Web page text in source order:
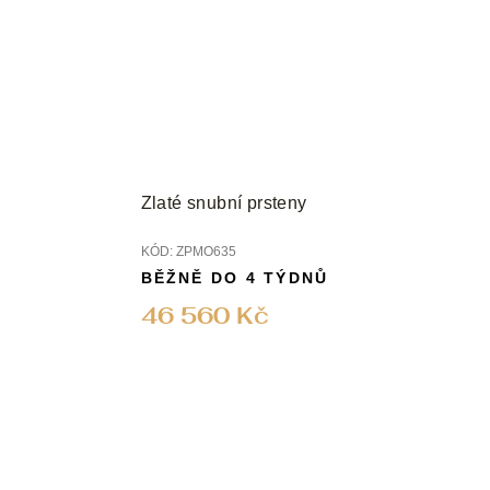
Zlaté snubní prsteny
KÓD: ZPMO635
46 560 Kč
BĚŽNĚ DO 4 TÝDNŮ